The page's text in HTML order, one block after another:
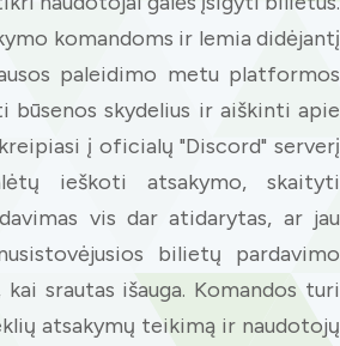
komandoms ir lemia didėjantį
paleidimo metu platformos
skydelius ir aiškinti apie
į oficialų "Discord" serverį
ieškoti atsakymo, skaityti
vis dar atidarytas, ar jau
bilietų pardavimo
srautas išauga. Komandos turi
atsakymų teikimą ir naudotojų